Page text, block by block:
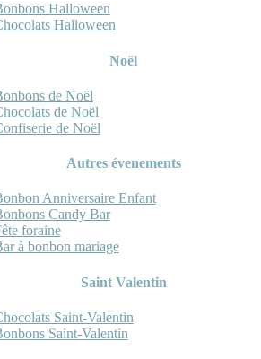
Halloween
Halloween
Noël
de Noël
de Noël
de Noël
Autres évenements
Anniversaire Enfant
Candy Bar
foraine
à bonbon mariage
Saint Valentin
Saint-Valentin
Saint-Valentin